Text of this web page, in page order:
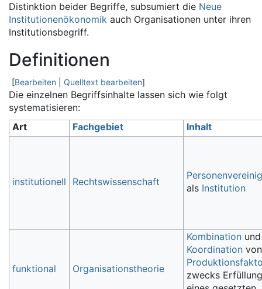
Distinktion beider Begriffe, subsumiert die Neue
Institutionenökonomik auch Organisationen unter ihren
Institutionsbegriff.
Definitionen
[Bearbeiten Quelltext bearbeiten]
Die einzelnen Begriffsinhalte lassen sich wie folgt
systematisieren:
Art
Fachgebiet Inhalt
institutionell Rechtswissenschaft
als Institution
funktional Organisationstheorie
Kombination und
Koordination von
zwecks Erfüllung